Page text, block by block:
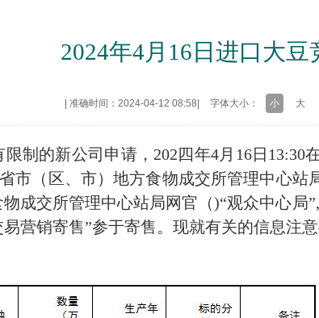
2024年4月16日进口大
准确时间：2024-04-12 08:58 字体大小： 小 大
制的新公司申请，202四年4月 16日13:30
市（区、市）地方食物成交所管理中心
成交所管理中心站局网官（)“观众中心局
营销寄售”参于寄售。现就有关的信息注